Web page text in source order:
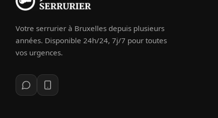
Votre serrurier à Bruxelles depuis plusieurs
années. Disponible 24h/24, 7j/7 pour toutes
vos urgences.